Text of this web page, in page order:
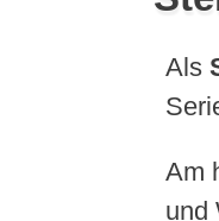
Als
Am
und